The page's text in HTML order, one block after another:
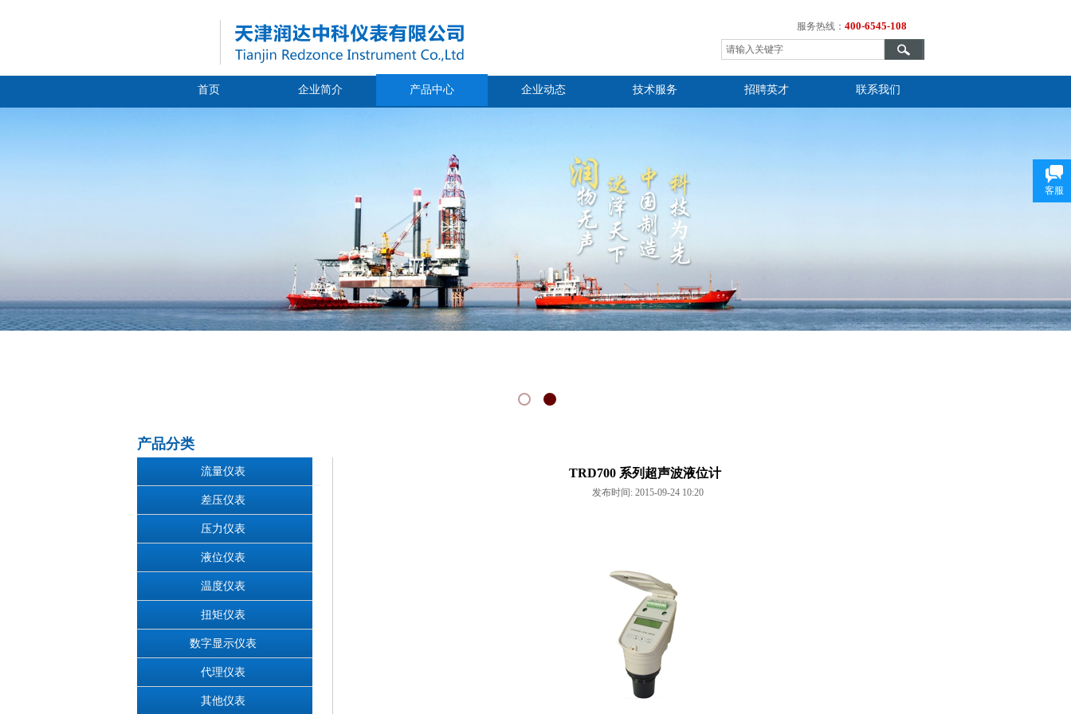
服务热线： 400-6545-108
首页 企业简介 产品中心 企业动态 技术服务 招聘英才 联系我们
产品分类
流量仪表
差压仪表
压力仪表
液位仪表
温度仪表
扭矩仪表
数字显示仪表
代理仪表
其他仪表
TRD700 系列超声波液位计
发布时间: 2015-09-24 10:20
客服